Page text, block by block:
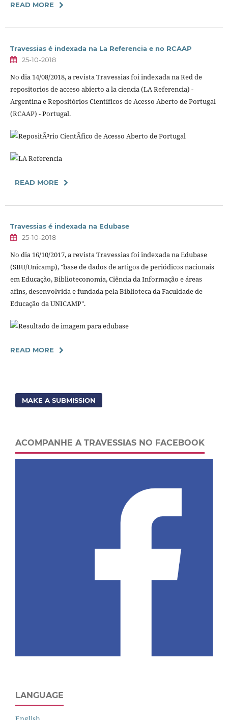
READ MORE
Travessias é indexada na La Referencia e no RCAAP
25-10-2018
No dia 14/08/2018, a revista Travessias foi indexada na Red de
repositorios de acceso abierto a la ciencia (LA Referencia) -
Argentina e Repositórios Científicos de Acesso Aberto de Portugal
(RCAAP) - Portugal.
READ MORE
Travessias é indexada na Edubase
25-10-2018
No dia 16/10/2017, a revista Travessias foi indexada na Edubase
(SBU/Unicamp), "base de dados de artigos de periódicos nacionais
em Educação, Biblioteconomia, Ciência da Informação e áreas
afins, desenvolvida e fundada pela Biblioteca da Faculdade de
Educação da UNICAMP".
READ MORE
MAKE A SUBMISSION
ACOMPANHE A TRAVESSIAS NO FACEBOOK
LANGUAGE